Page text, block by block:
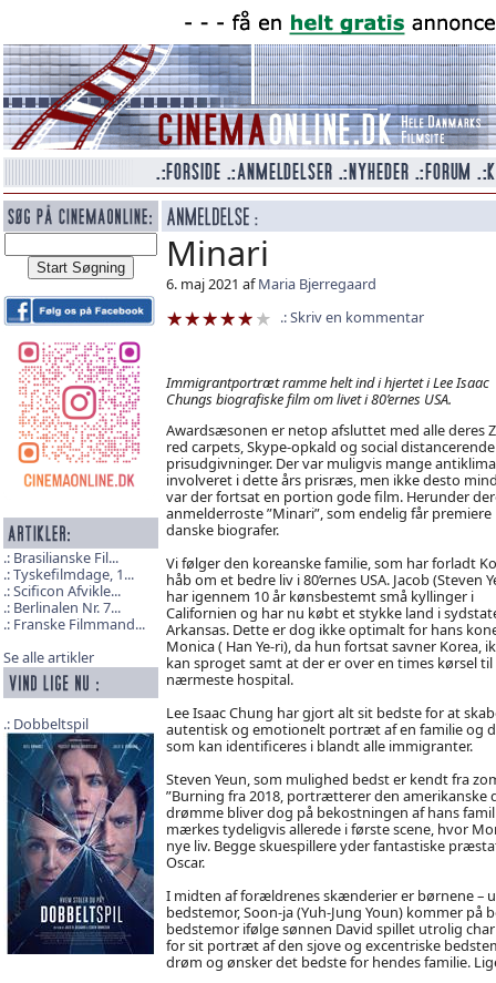
Brasilianske Fil...
Tyskefilmdage, 1...
Scificon Afvikle...
Berlinalen Nr. 7...
Franske Filmmand...
Se alle artikler
Dobbeltspil
Minari
6. maj 2021 afMaria Bjerregaard
Skriv en kommentar
Immigrantportræt ramme helt ind i hjertet i Lee Isaac
Chungs biografiske film om livet i 80’ernes USA.
Awardsæsonen er netop afsluttet med alle deres
red carpets, Skype-opkald og social distancerende
prisudgivninger. Der var muligvis mange
involveret i dette års prisræs, men ikke desto
var der fortsat en portion gode film. Herunder
anmelderroste ”Minari”, som endelig får premiere
danske biografer.
Vi følger den koreanske familie, som har forladt
håb om et bedre liv i 80’ernes USA. Jacob (Steven
har igennem 10 år kønsbestemt små kyllinger i
Californien og har nu købt et stykke land i
Arkansas. Dette er dog ikke optimalt for hans
Monica ( Han Ye-ri), da hun fortsat savner Korea,
kan sproget samt at der er over en times kørsel
nærmeste hospital.
Lee Isaac Chung har gjort alt sit bedste for at
autentisk og emotionelt portræt af en familie og
som kan identificeres i blandt alle immigranter.
Steven Yeun, som mulighed bedst er kendt fra
”Burning fra 2018, portrætterer den
drømme bliver dog på bekostningen af hans
mærkes tydeligvis allerede i første scene, hvor
nye liv. Begge skuespillere yder fantastiske
Oscar.
I midten af forældrenes skænderier er børnene –
bedstemor, Soon-ja (Yuh-Jung Youn) kommer
bedstemor ifølge sønnen David spillet utrolig
for sit portræt af den sjove og excentriske
drøm og ønsker det bedste for hendes familie.